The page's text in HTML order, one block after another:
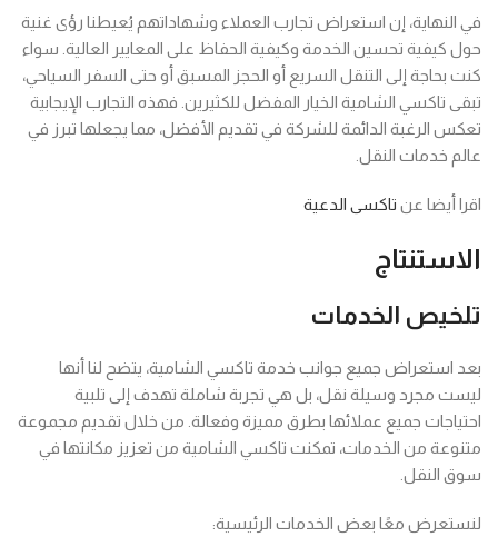
في النهاية، إن استعراض تجارب العملاء وشهاداتهم يُعيطنا رؤى غنية
حول كيفية تحسين الخدمة وكيفية الحفاظ على المعايير العالية. سواء
كنت بحاجة إلى التنقل السريع أو الحجز المسبق أو حتى السفر السياحي،
تبقى تاكسي الشامية الخيار المفضل للكثيرين. فهذه التجارب الإيجابية
تعكس الرغبة الدائمة للشركة في تقديم الأفضل، مما يجعلها تبرز في
عالم خدمات النقل.
اقرا أيضا عن تاكسى الدعية
الاستنتاج
تلخيص الخدمات
بعد استعراض جميع جوانب خدمة تاكسي الشامية، يتضح لنا أنها
ليست مجرد وسيلة نقل، بل هي تجربة شاملة تهدف إلى تلبية
احتياجات جميع عملائها بطرق مميزة وفعالة. من خلال تقديم مجموعة
متنوعة من الخدمات، تمكنت تاكسي الشامية من تعزيز مكانتها في
سوق النقل.
لنستعرض معًا بعض الخدمات الرئيسية: